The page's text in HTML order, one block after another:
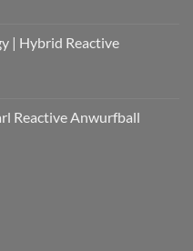
| Hybrid Reactive
Reactive Anwurfball